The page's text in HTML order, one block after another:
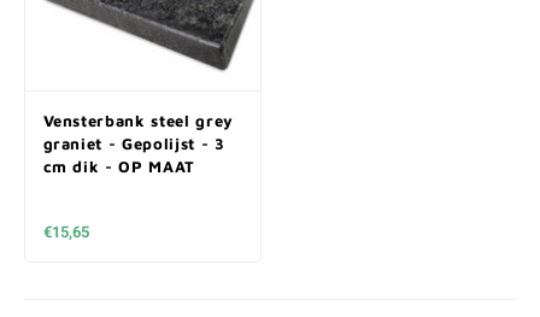
Vensterbank steel grey
graniet - Gepolijst - 3
cm dik - OP MAAT
€15,65